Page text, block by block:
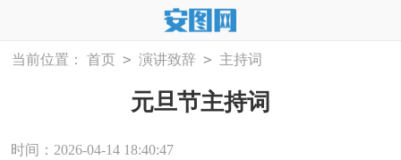
当前位置： 首页 > 演讲致辞 > 主持词
元旦节主持词
时间：2026-04-14 18:40:47